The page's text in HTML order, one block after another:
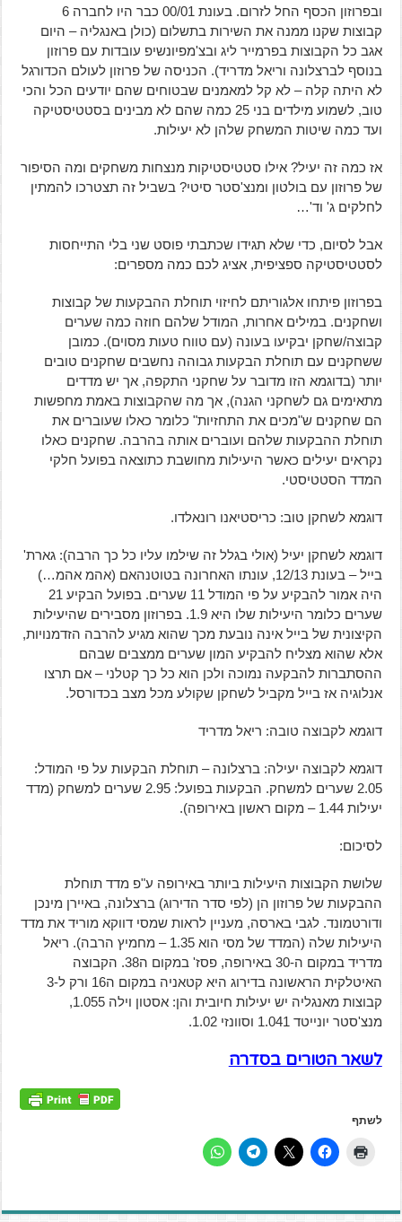
ובפרוזון הכסף החל לזרום. בעונת 00/01 כבר היו לחברה 6
קבוצות שקנו ממנה את השירות בתשלום (כולן באנגליה – היום
אגב כל הקבוצות בפרמייר ליג ובצ'מפיונשיפ עובדות עם פרוזון
בנוסף לברצלונה וריאל מדריד). הכניסה של פרוזון לעולם הכדורגל
לא היתה קלה – לא קל למאמנים שבטוחים שהם יודעים הכל והכי
טוב, לשמוע מילדים בני 25 כמה שהם לא מבינים בסטטיסטיקה
ועד כמה שיטות המשחק שלהן לא יעילות.
אז כמה זה יעיל? אילו סטטיסטיקות מנצחות משחקים ומה הסיפור
של פרוזון עם בולטון ומנצ'סטר סיטי? בשביל זה תצטרכו להמתין
לחלקים ג' וד'…
אבל לסיום, כדי שלא תגידו שכתבתי פוסט שני בלי התייחסות
לסטטיסטיקה ספציפית, אציג לכם כמה מספרים:
בפרוזון פיתחו אלגוריתם לחיזוי תוחלת ההבקעות של קבוצות
ושחקנים. במילים אחרות, המודל שלהם חוזה כמה שערים
קבוצה/שחקן יבקיעו בעונה (עם טווח טעות מסוים). כמובן
ששחקנים עם תוחלת הבקעות גבוהה נחשבים שחקנים טובים
יותר (בדוגמא הזו מדובר על שחקני התקפה, אך יש מדדים
מתאימים גם לשחקני הגנה), אך מה שהקבוצות באמת מחפשות
הם שחקנים ש"מכים את התחזיות" כלומר כאלו שעוברים את
תוחלת ההבקעות שלהם ועוברים אותה בהרבה. שחקנים כאלו
נקראים יעילים כאשר היעילות מחושבת כתוצאה בפועל חלקי
המדד הסטטיסטי.
דוגמא לשחקן טוב: כריסטיאנו רונאלדו.
דוגמא לשחקן יעיל (אולי בגלל זה שילמו עליו כל כך הרבה): גארת'
בייל – בעונת 12/13, עונתו האחרונה בטוטנהאם (אהמ אהמ…)
היה אמור להבקיע על פי המודל 11 שערים. בפועל הבקיע 21
שערים כלומר היעילות שלו היא 1.9. בפרוזון מסבירים שהיעילות
הקיצונית של בייל אינה נובעת מכך שהוא מגיע להרבה הזדמנויות,
אלא שהוא מצליח להבקיע המון שערים ממצבים שבהם
ההסתברות להבקעה נמוכה ולכן הוא כל כך קטלני – אם תרצו
אנלוגיה אז בייל מקביל לשחקן שקולע מכל מצב בכדורסל.
דוגמא לקבוצה טובה: ריאל מדריד
דוגמא לקבוצה יעילה: ברצלונה – תוחלת הבקעות על פי המודל:
2.05 שערים למשחק. הבקעות בפועל: 2.95 שערים למשחק (מדד
יעילות 1.44 – מקום ראשון באירופה).
לסיכום:
שלושת הקבוצות היעילות ביותר באירופה ע"פ מדד תוחלת
ההבקעות של פרוזון הן (לפי סדר הדירוג) ברצלונה, באיירן מינכן
ודורטמונד. לגבי בארסה, מעניין לראות שמסי דווקא מוריד את מדד
היעילות שלה (המדד של מסי הוא 1.35 – מחמיץ הרבה). ריאל
מדריד במקום ה-30 באירופה, פסז' במקום ה38. הקבוצה
האיטלקית הראשונה בדירוג היא קטאניה במקום ה16 ורק ל-3
קבוצות מאנגליה יש יעילות חיובית והן: אסטון וילה 1.055,
מנצ'סטר יונייטד 1.041 וסוונזי 1.02.
לשאר הטורים בסדרה
לשתף